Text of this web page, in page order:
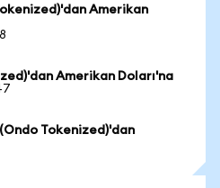
Amerikan
Amerikan Doları'na
Tokenized)'dan